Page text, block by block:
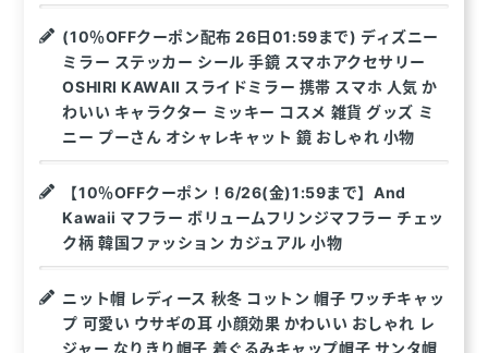
(10％OFFクーポン配布 26日01:59まで) ディズニー
ミラー ステッカー シール 手鏡 スマホアクセサリー
OSHIRI KAWAII スライドミラー 携帯 スマホ 人気 か
わいい キャラクター ミッキー コスメ 雑貨 グッズ ミ
ニー プーさん オシャレキャット 鏡 おしゃれ 小物
【10％OFFクーポン！6/26(金)1:59まで】And
Kawaii マフラー ボリュームフリンジマフラー チェッ
ク柄 韓国ファッション カジュアル 小物
ニット帽 レディース 秋冬 コットン 帽子 ワッチキャッ
プ 可愛い ウサギの耳 小顔効果 かわいい おしゃれ レ
ジャー なりきり帽子 着ぐるみキャップ帽子 サンタ帽